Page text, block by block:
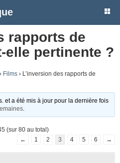
rapports de
elle pertinente ?
› Films › L’inversion des rapports de
et a été mis à jour pour la dernière fois
(sur 80 au total)
←
1 2 3 4 5 6 →